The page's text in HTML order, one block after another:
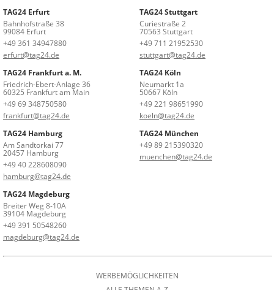
TAG24 Erfurt
Bahnhofstraße 38
99084 Erfurt
+49 361 34947880
erfurt@tag24.de
TAG24 Stuttgart
Curiestraße 2
70563 Stuttgart
+49 711 21952530
stuttgart@tag24.de
TAG24 Frankfurt a. M.
Friedrich-Ebert-Anlage 36
60325 Frankfurt am Main
+49 69 348750580
frankfurt@tag24.de
TAG24 Köln
Neumarkt 1a
50667 Köln
+49 221 98651990
koeln@tag24.de
TAG24 Hamburg
Am Sandtorkai 77
20457 Hamburg
+49 40 228608090
hamburg@tag24.de
TAG24 München
+49 89 215390320
muenchen@tag24.de
TAG24 Magdeburg
Breiter Weg 8-10A
39104 Magdeburg
+49 391 50548260
magdeburg@tag24.de
WERBEMÖGLICHKEITEN